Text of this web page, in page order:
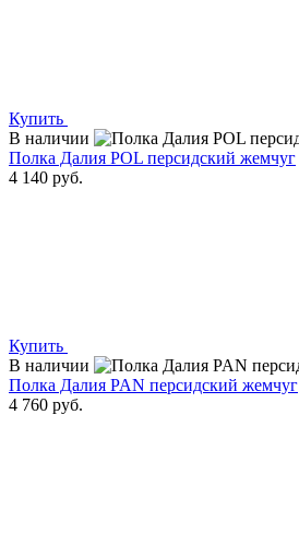
Купить
В наличии
Полка Далия POL персидский жемчуг
4 140 руб.
Купить
В наличии
Полка Далия PAN персидский жемчуг
4 760 руб.